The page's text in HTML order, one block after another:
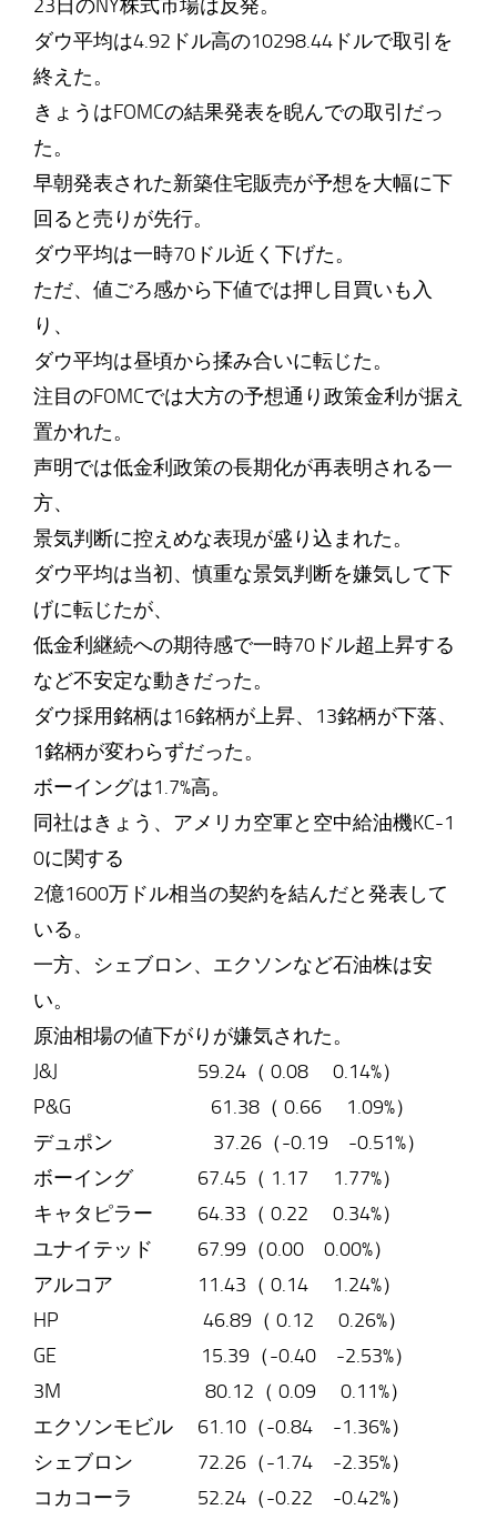
23日のNY株式市場は反発。
ダウ平均は4.92ドル高の10298.44ドルで取引を
終えた。
きょうはFOMCの結果発表を睨んでの取引だっ
た。
早朝発表された新築住宅販売が予想を大幅に下
回ると売りが先行。
ダウ平均は一時70ドル近く下げた。
ただ、値ごろ感から下値では押し目買いも入
り、
ダウ平均は昼頃から揉み合いに転じた。
注目のFOMCでは大方の予想通り政策金利が据え
置かれた。
声明では低金利政策の長期化が再表明される一
方、
景気判断に控えめな表現が盛り込まれた。
ダウ平均は当初、慎重な景気判断を嫌気して下
げに転じたが、
低金利継続への期待感で一時70ドル超上昇する
など不安定な動きだった。
ダウ採用銘柄は16銘柄が上昇、13銘柄が下落、
1銘柄が変わらずだった。
ボーイングは1.7%高。
同社はきょう、アメリカ空軍と空中給油機KC-1
0に関する
2億1600万ドル相当の契約を結んだと発表して
いる。
一方、シェブロン、エクソンなど石油株は安
い。
原油相場の値下がりが嫌気された。
J&J 59.24（ 0.08 0.14%）
P&G 61.38（ 0.66 1.09%）
デュポン 37.26（-0.19 -0.51%）
ボーイング 67.45（ 1.17 1.77%）
キャタピラー 64.33（ 0.22 0.34%）
ユナイテッド 67.99（0.00 0.00%）
アルコア 11.43（ 0.14 1.24%）
HP 46.89（ 0.12 0.26%）
GE 15.39（-0.40 -2.53%）
3M 80.12（ 0.09 0.11%）
エクソンモビル 61.10（-0.84 -1.36%）
シェブロン 72.26（-1.74 -2.35%）
コカコーラ 52.24（-0.22 -0.42%）